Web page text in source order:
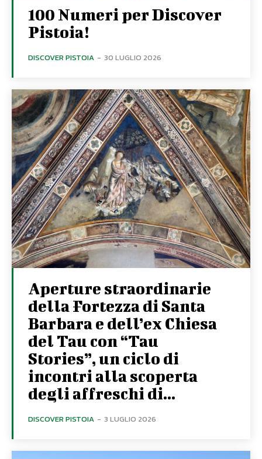
100 Numeri per Discover
Pistoia!
DISCOVER PISTOIA - 30 LUGLIO 2026
Aperture straordinarie
della Fortezza di Santa
Barbara e dell’ex Chiesa
del Tau con “Tau
Stories”, un ciclo di
incontri alla scoperta
degli affreschi di...
DISCOVER PISTOIA - 3 LUGLIO 2026